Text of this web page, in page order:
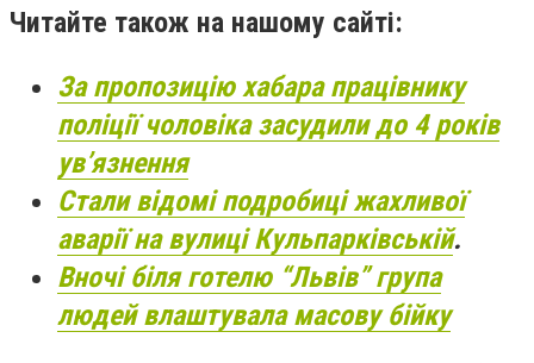
Читайте також на нашому сайті:
За пропозицію хабара працівнику
поліції чоловіка засудили до 4 років
ув’язнення
Стали відомі подробиці жахливої
аварії на вулиці Кульпарківській.
Вночі біля готелю “Львів” група
людей влаштувала масову бійку